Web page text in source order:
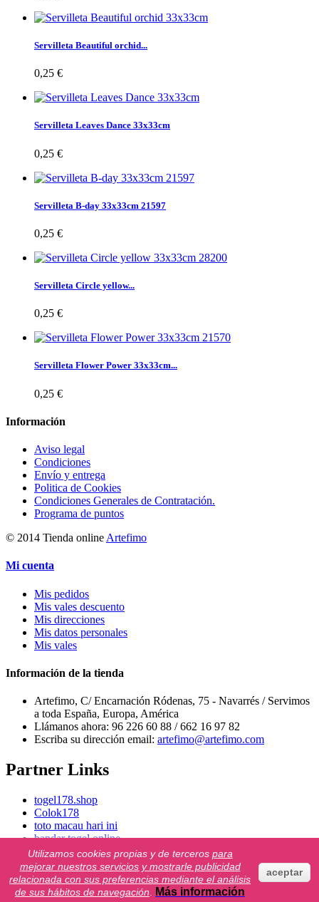
Servilleta Beautiful orchid...
0,25 €
Servilleta Leaves Dance 33x33cm
0,25 €
Servilleta B-day 33x33cm 21597
0,25 €
Servilleta Circle yellow...
0,25 €
Servilleta Flower Power 33x33cm...
0,25 €
Información
Aviso legal
Condiciones
Envío y entrega
Politica de Cookies
Condiciones Generales de Contratación.
Programa de puntos
© 2014 Tienda online Artefimo
Mi cuenta
Mis pedidos
Mis vales descuento
Mis direcciones
Mis datos personales
Mis vales
Información de la tienda
Artefimo, C/ Encarnación Ródenas, 75 - Navarrés / Servimos
a toda España, Europa, América
Llámanos ahora: 96 226 60 88 / 662 16 97 82
Escriba su dirección email: artefimo@artefimo.com
Utilizamos cookies propias y de terceros para
mejorar nuestros servicios y mostrarle publicidad
relacionada con sus preferencias mediante el análisis
de sus hábitos de navegación
Más información
aceptar
Partner Links
togel178.shop
Colok178
toto macau hari ini
bandar togel online
neilyoungharvesttime.com
slot bet 200
Togel158
Toto Togel